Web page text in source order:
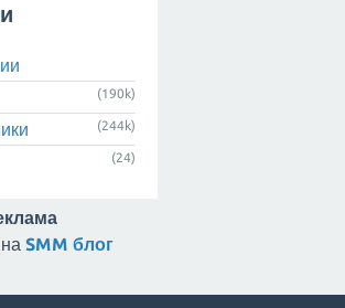
(190k)
(244k)
(24)
SMM блог